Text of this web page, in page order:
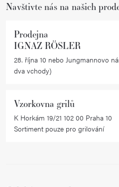
Navštivte nás na našich
Prodejna
IGNAZ RÖSLER
28. října 10 nebo Jungmannovo
dva vchody)
Vzorkovna grilů
K Horkám 19/21 102 00 Praha 10
Sortiment pouze pro grilování